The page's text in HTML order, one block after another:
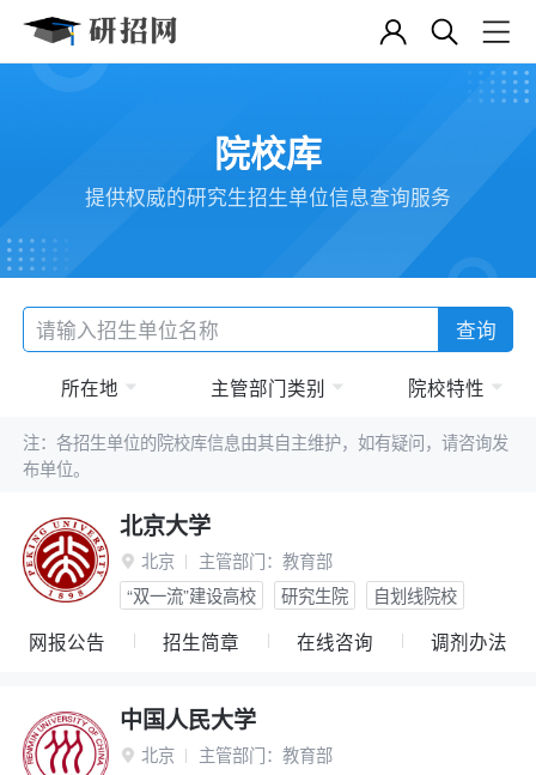
院校库
提供权威的研究生招生单位信息查询服务
查询
所在地 主管部门类别 院校特性
注：各招生单位的院校库信息由其自主维护，如有疑问，请咨询发
布单位。
北京大学
 北京 主管部门： 教育部
“双一流”建设高校
研究生院 自划线院校
网报公告 招生简章 在线咨询 调剂办法
中国人民大学
 北京 主管部门： 教育部